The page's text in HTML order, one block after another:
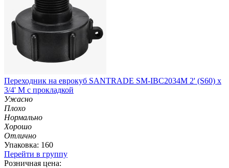
Переходник на еврокуб SANTRADE SM-IBC2034M 2' (S60) x
3/4' M с прокладкой
Ужасно
Плохо
Нормально
Хорошо
Отлично
Упаковка: 160
Перейти в группу
Розничная цена: